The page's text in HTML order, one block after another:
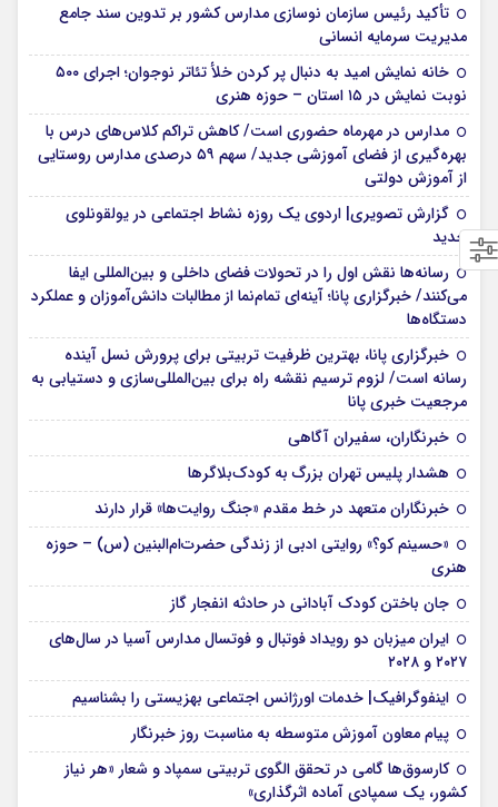
تأکید رئیس سازمان نوسازی مدارس کشور بر تدوین سند جامع
مدیریت سرمایه انسانی
خانه نمایش امید به دنبال پر کردن خلأ تئاتر نوجوان؛ اجرای ۵۰۰
نوبت نمایش در ۱۵ استان – حوزه هنری
مدارس در مهرماه حضوری است/ کاهش تراکم کلاس‌های درس با
بهره‌گیری از فضای آموزشی جدید/ سهم ۵۹ درصدی مدارس روستایی
از آموزش دولتی
گزارش تصویری| اردوی یک روزه نشاط اجتماعی در یولقونلوی
جدید
رسانه‌ها نقش اول را در تحولات فضای داخلی و بین‌المللی ایفا
می‌کنند/ خبرگزاری پانا؛ آینه‌ای تمام‌نما از مطالبات دانش‌آموزان و عملکرد
دستگاه‌ها
خبرگزاری پانا، بهترین ظرفیت تربیتی برای پرورش نسل آینده
رسانه است/ لزوم ترسیم نقشه راه برای بین‌المللی‌سازی و دستیابی به
مرجعیت خبری پانا
خبرنگاران، سفیران آگاهی
هشدار پلیس تهران بزرگ به کودک‌بلاگرها
خبرنگاران متعهد در خط مقدم «جنگ روایت‌ها» قرار دارند
«حسینم کو؟» روایتی ادبی از زندگی حضرت‌ام‌البنین (س) – حوزه
هنری
جان باختن کودک آبادانی در حادثه انفجار گاز
ایران میزبان دو رویداد فوتبال و فوتسال مدارس آسیا در سال‌های
۲۰۲۷ و ۲۰۲۸
اینفوگرافیک| خدمات اورژانس اجتماعی بهزیستی را بشناسیم
پیام معاون آموزش متوسطه به مناسبت روز خبرنگار
کارسوق‌ها گامی در تحقق الگوی تربیتی سمپاد و شعار «هر نیاز
کشور، یک سمپادی آماده اثرگذاری»